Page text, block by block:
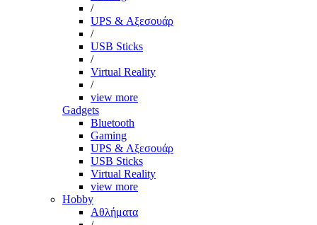
/
UPS & Αξεσουάρ
/
USB Sticks
/
Virtual Reality
/
view more
Gadgets
Bluetooth
Gaming
UPS & Αξεσουάρ
USB Sticks
Virtual Reality
view more
Hobby
Αθλήματα